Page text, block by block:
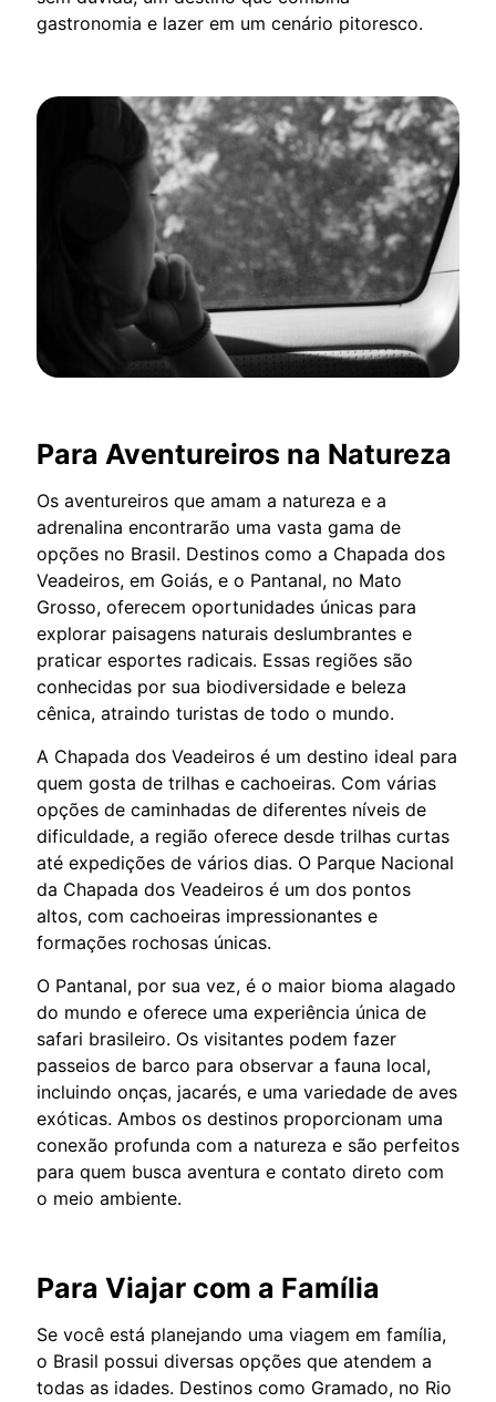
gastronomia e lazer em um cenário pitoresco.
Para Aventureiros na Natureza
Os aventureiros que amam a natureza e a
adrenalina encontrarão uma vasta gama de
opções no Brasil. Destinos como a Chapada dos
Veadeiros, em Goiás, e o Pantanal, no Mato
Grosso, oferecem oportunidades únicas para
explorar paisagens naturais deslumbrantes e
praticar esportes radicais. Essas regiões são
conhecidas por sua biodiversidade e beleza
cênica, atraindo turistas de todo o mundo.
A Chapada dos Veadeiros é um destino ideal para
quem gosta de trilhas e cachoeiras. Com várias
opções de caminhadas de diferentes níveis de
dificuldade, a região oferece desde trilhas curtas
até expedições de vários dias. O Parque Nacional
da Chapada dos Veadeiros é um dos pontos
altos, com cachoeiras impressionantes e
formações rochosas únicas.
O Pantanal, por sua vez, é o maior bioma alagado
do mundo e oferece uma experiência única de
safari brasileiro. Os visitantes podem fazer
passeios de barco para observar a fauna local,
incluindo onças, jacarés, e uma variedade de aves
exóticas. Ambos os destinos proporcionam uma
conexão profunda com a natureza e são perfeitos
para quem busca aventura e contato direto com
o meio ambiente.
Para Viajar com a Família
Se você está planejando uma viagem em família,
o Brasil possui diversas opções que atendem a
todas as idades. Destinos como Gramado, no Rio